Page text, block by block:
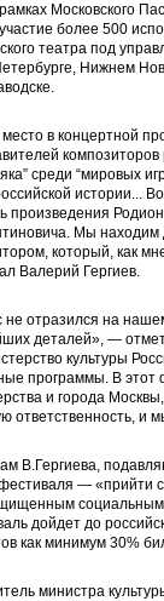
Московского
более 500
театра под
Нижнем
в концертной
среди “мировых
истории...
произведения
Мы
который, как
Валерий Гергиев.
не отразился на
деталей», —
культуры
программы. В этот
и города
ответственность, и
В.Гергиева,
— «прийти
социальным
дойдет до
как минимум 30%
министра